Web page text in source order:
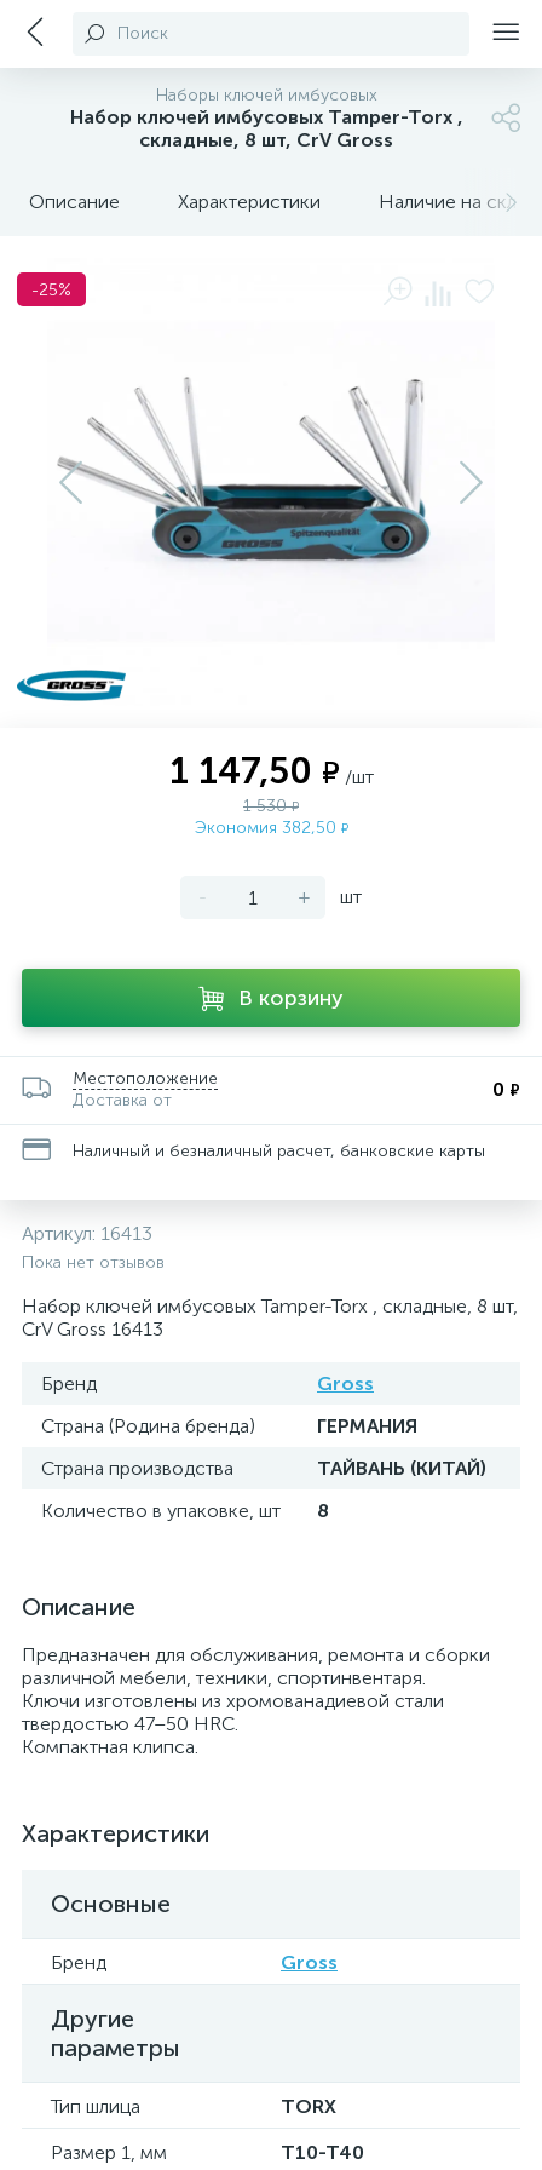
Поиск
Наборы ключей имбусовых
Набор ключей имбусовых Tamper-Torx ,
складные, 8 шт, CrV Gross
Описание Характеристики Наличие на
-25%
1 147,50 ₽ /шт
1 530₽
Экономия 382,50 ₽
- + шт
В корзину
Местоположение
Доставка от
0 ₽
Наличный и безналичный расчет, банковские карты
Артикул: 16413
Пока нет отзывов
Набор ключей имбусовых Tamper-Torx , складные, 8 шт,
CrV Gross 16413
Бренд
Gross
Страна (Родина бренда)
ГЕРМАНИЯ
Страна производства
ТАЙВАНЬ (КИТАЙ)
Количество в упаковке, шт
8
Описание
Предназначен для обслуживания, ремонта и сборки
различной мебели, техники, спортинвентаря.
Ключи изготовлены из хромованадиевой стали
твердостью 47–50 HRC.
Компактная клипса.
Характеристики
Основные
Бренд Gross
Другие
параметры
Тип шлица
TORX
Размер 1, мм
T10-T40